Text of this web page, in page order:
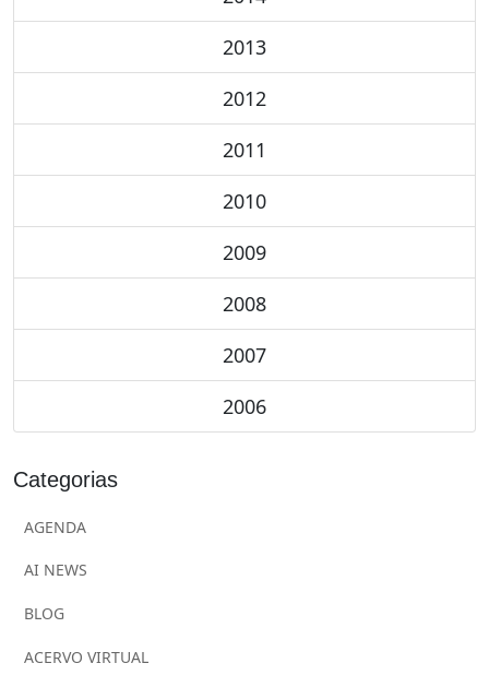
2013
2012
2011
2010
2009
2008
2007
2006
Categorias
AGENDA
AI NEWS
BLOG
ACERVO VIRTUAL